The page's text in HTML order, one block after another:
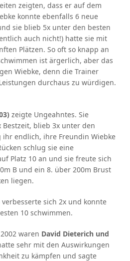
zeigten, dass er auf dem
konnte ebenfalls 6 neue
sie blieb 5x unter den besten
auch nicht!) hatte sie mit
Plätzen. So oft so knapp an
ist ärgerlich, aber das
Wiebke, denn die Trainer
durchaus zu würdigen.
zeigte Ungeahntes. Sie
Bestzeit, blieb 3x unter den
ihr endlich, ihre Freundin Wiebke
schlug sie eine
Platz 10 an und sie freute sich
B und ein 8. über 200m Brust
liegen.
verbesserte sich 2x und konnte
10 schwimmen.
waren David Dieterich und
sehr mit den Auswirkungen
zu kämpfen und sagte